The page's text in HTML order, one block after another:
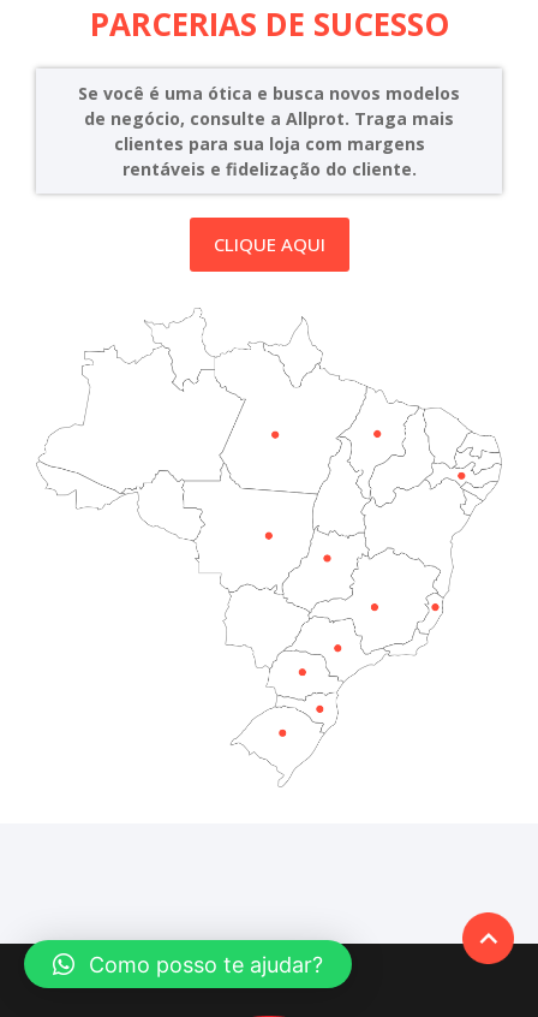
PARCERIAS DE SUCESSO
Se você é uma ótica e busca novos modelos
de negócio, consulte a Allprot. Traga mais
clientes para sua loja com margens
rentáveis e fidelização do cliente.
CLIQUE AQUI
Como posso te ajudar?